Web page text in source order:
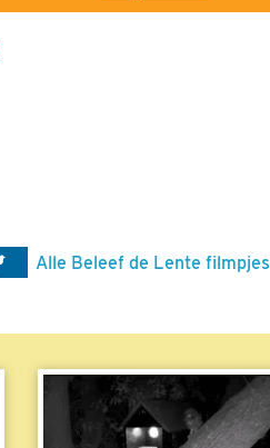
Alle Beleef de Lente filmpjes